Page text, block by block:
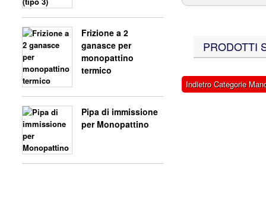
Frizione a 2
ganasce per
monopattino
termico
Pipa di immissione
per Monopattino
PRODOTTI
Indietro Categorie